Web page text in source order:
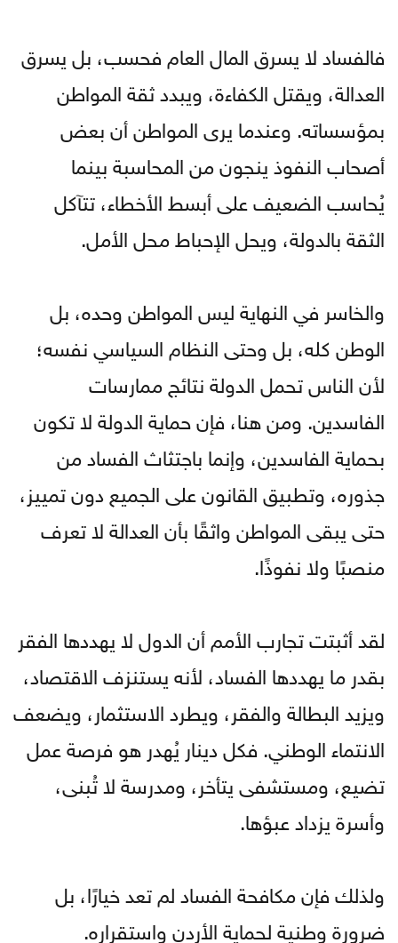
فالفساد لا يسرق المال العام فحسب، بل يسرق
العدالة، ويقتل الكفاءة، ويبدد ثقة المواطن
بمؤسساته. وعندما يرى المواطن أن بعض
أصحاب النفوذ ينجون من المحاسبة بينما
يُحاسب الضعيف على أبسط الأخطاء، تتآكل
الثقة بالدولة، ويحل الإحباط محل الأمل.
والخاسر في النهاية ليس المواطن وحده، بل
الوطن كله، بل وحتى النظام السياسي نفسه؛
لأن الناس تحمل الدولة نتائج ممارسات
الفاسدين. ومن هنا، فإن حماية الدولة لا تكون
بحماية الفاسدين، وإنما باجتثاث الفساد من
جذوره، وتطبيق القانون على الجميع دون تمييز،
حتى يبقى المواطن واثقًا بأن العدالة لا تعرف
منصبًا ولا نفوذًا.
لقد أثبتت تجارب الأمم أن الدول لا يهددها الفقر
بقدر ما يهددها الفساد، لأنه يستنزف الاقتصاد،
ويزيد البطالة والفقر، ويطرد الاستثمار، ويضعف
الانتماء الوطني. فكل دينار يُهدر هو فرصة عمل
تضيع، ومستشفى يتأخر، ومدرسة لا تُبنى،
وأسرة يزداد عبؤها.
ولذلك فإن مكافحة الفساد لم تعد خيارًا، بل
ضرورة وطنية لحماية الأردن واستقراره.